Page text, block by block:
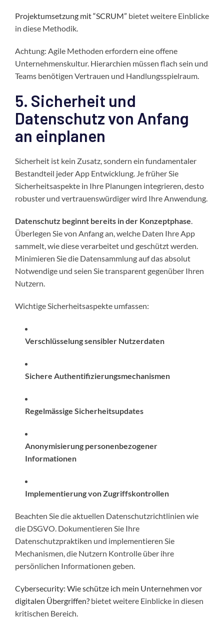
Projektumsetzung mit “SCRUM” bietet weitere Einblicke
in diese Methodik.
Achtung: Agile Methoden erfordern eine offene
Unternehmenskultur. Hierarchien müssen flach sein und
Teams benötigen Vertrauen und Handlungsspielraum.
5. Sicherheit und
Datenschutz von Anfang
an einplanen
Sicherheit ist kein Zusatz, sondern ein fundamentaler
Bestandteil jeder App Entwicklung. Je früher Sie
Sicherheitsaspekte in Ihre Planungen integrieren, desto
robuster und vertrauenswürdiger wird Ihre Anwendung.
Datenschutz beginnt bereits in der Konzeptphase.
Überlegen Sie von Anfang an, welche Daten Ihre App
sammelt, wie diese verarbeitet und geschützt werden.
Minimieren Sie die Datensammlung auf das absolut
Notwendige und seien Sie transparent gegenüber Ihren
Nutzern.
Wichtige Sicherheitsaspekte umfassen:
Verschlüsselung sensibler Nutzerdaten
Sichere Authentifizierungsmechanismen
Regelmässige Sicherheitsupdates
Anonymisierung personenbezogener
Informationen
Implementierung von Zugriffskontrollen
Beachten Sie die aktuellen Datenschutzrichtlinien wie
die DSGVO. Dokumentieren Sie Ihre
Datenschutzpraktiken und implementieren Sie
Mechanismen, die Nutzern Kontrolle über ihre
persönlichen Informationen geben.
Cybersecurity: Wie schütze ich mein Unternehmen vor
digitalen Übergriffen? bietet weitere Einblicke in diesen
kritischen Bereich.